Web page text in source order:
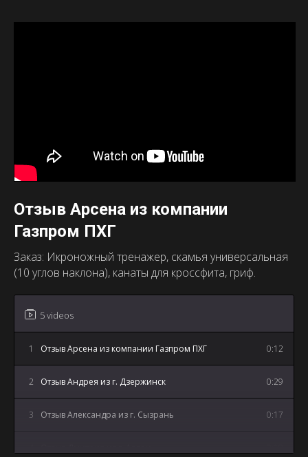
5 videos
1 Отзыв Арсена из компании Газпром ПХГ 0:12
2 Отзыв Андрея из г. Дзержинск 0:29
3 Отзыв Александра из г. Сызрань 0:17
Отзыв Арсена из компании
Газпром ПХГ
Заказ: Икроножный тренажер, скамья универсальная
(10 углов наклона), канаты для кроссфита, гриф.